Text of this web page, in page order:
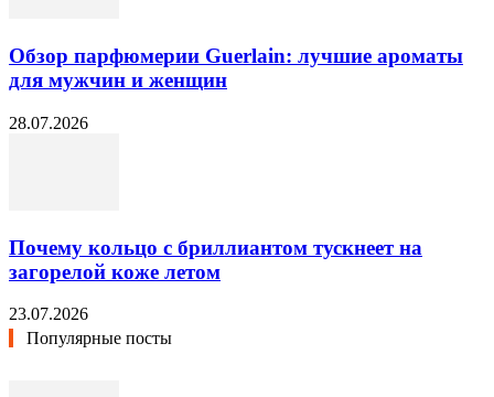
Обзор парфюмерии Guerlain: лучшие ароматы
для мужчин и женщин
28.07.2026
Почему кольцо с бриллиантом тускнеет на
загорелой коже летом
23.07.2026
Популярные посты